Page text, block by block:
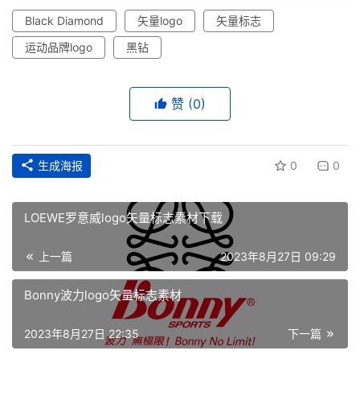
首
页
讯
Black Diamond 矢量logo
矢量标志
运动品牌logo
黑钻
赞 (0)
生成海报 0 0
LOEWE罗意威logo矢量标志素材下载
上一篇 2023年8月27日 09:29
Bonny波力logo矢量标志素材
下一篇
2023年8月27日 22:35